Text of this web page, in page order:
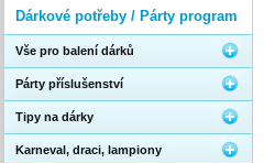
Dárkové potřeby / Párty program
Vše pro balení dárků
Párty příslušenství
Tipy na dárky
Karneval, draci, lampiony